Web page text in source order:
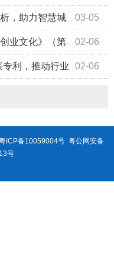
03-05
，助力智慧城
02-06
业文化》（第
02-06
利，推动行业
ICP备10059004号 粤公网安备
号